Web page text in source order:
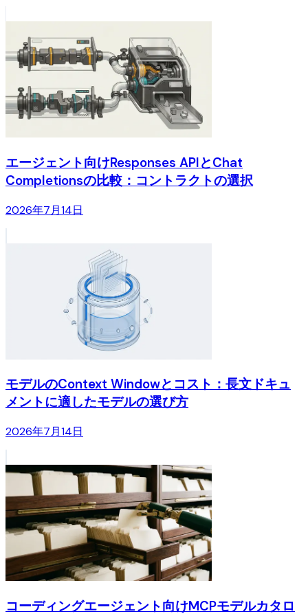
エージェント向けResponses APIとChat
Completionsの比較：コントラクトの選択
2026年7月14日
モデルのContext Windowとコスト：長文ドキュ
メントに適したモデルの選び方
2026年7月14日
コーディングエージェント向けMCPモデルカタロ